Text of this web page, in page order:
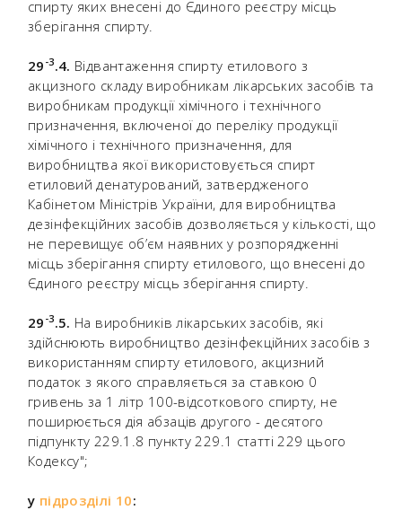
спирту яких внесені до Єдиного реєстру місць
зберігання спирту.
29 -3.4. Відвантаження спирту етилового з
акцизного складу виробникам лікарських засобів та
виробникам продукції хімічного і технічного
призначення, включеної до переліку продукції
хімічного і технічного призначення, для
виробництва якої використовується спирт
етиловий денатурований, затвердженого
Кабінетом Міністрів України, для виробництва
дезінфекційних засобів дозволяється у кількості, що
не перевищує об’єм наявних у розпорядженні
місць зберігання спирту етилового, що внесені до
Єдиного реєстру місць зберігання спирту.
29 -3.5. На виробників лікарських засобів, які
здійснюють виробництво дезінфекційних засобів з
використанням спирту етилового, акцизний
податок з якого справляється за ставкою 0
гривень за 1 літр 100-відсоткового спирту, не
поширюється дія абзаців другого - десятого
підпункту 229.1.8 пункту 229.1 статті 229 цього
Кодексу";
у підрозділі 10: